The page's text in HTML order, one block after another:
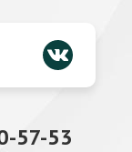
57-53